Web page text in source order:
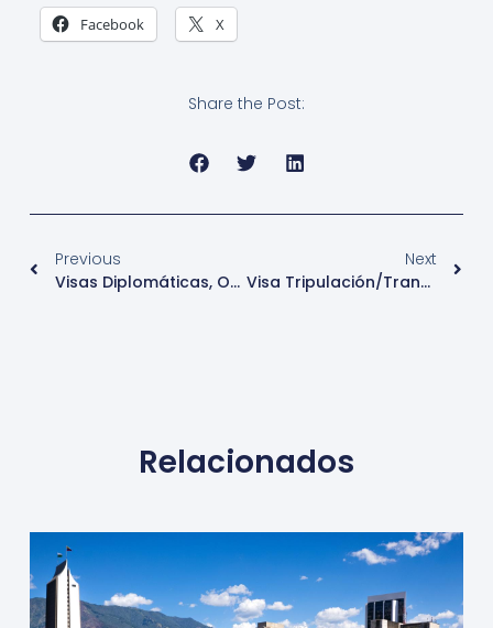
Facebook X
Share the Post:
Previous
Visas Diplomáticas, Oficiales Y De Cortesía-República Dominicana
Next
Visa Tripulación/Transito – España
Relacionados